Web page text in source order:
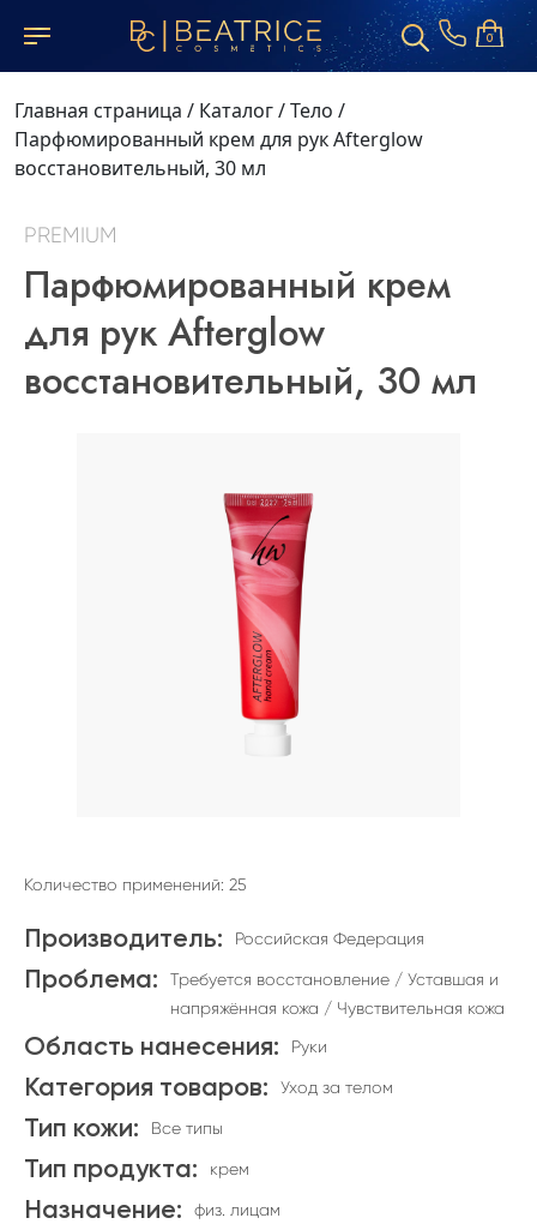
0
Главная страница / Каталог/Тело /
Парфюмированный крем для рук Afterglow
восстановительный, 30 мл
PREMIUM
Парфюмированный крем
для рук Afterglow
восстановительный, 30 мл
Количество применений: 25
Производитель: Российская Федерация
Проблема:
Требуется восстановление / Уставшая и
напряжённая кожа / Чувствительная кожа
Область нанесения: Руки
Категория товаров: Уход за телом
Тип кожи: Все типы
Тип продукта: крем
Назначение: физ. лицам